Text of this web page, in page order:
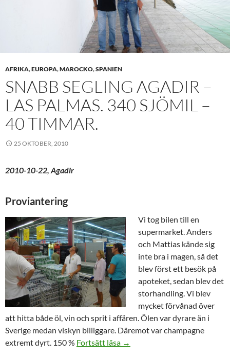
AFRIKA,EUROPA,MAROCKO,SPANIEN
SNABB SEGLING AGADIR –
LAS PALMAS. 340 SJÖMIL –
40 TIMMAR.
25 OKTOBER, 2010
2010-10-22, Agadir
Proviantering
Vi tog bilen till en
supermarket. Anders
och Mattias kände sig
inte bra i magen, så det
blev först ett besök på
apoteket, sedan blev det
storhandling. Vi blev
mycket förvånad över
att hitta både öl, vin och sprit i affären. Ölen var dyrare än i
Sverige medan viskyn billiggare. Däremot var champagne
extremt dyrt. 150 % Fortsätt läsa Snabb segling Agadir – Las
→